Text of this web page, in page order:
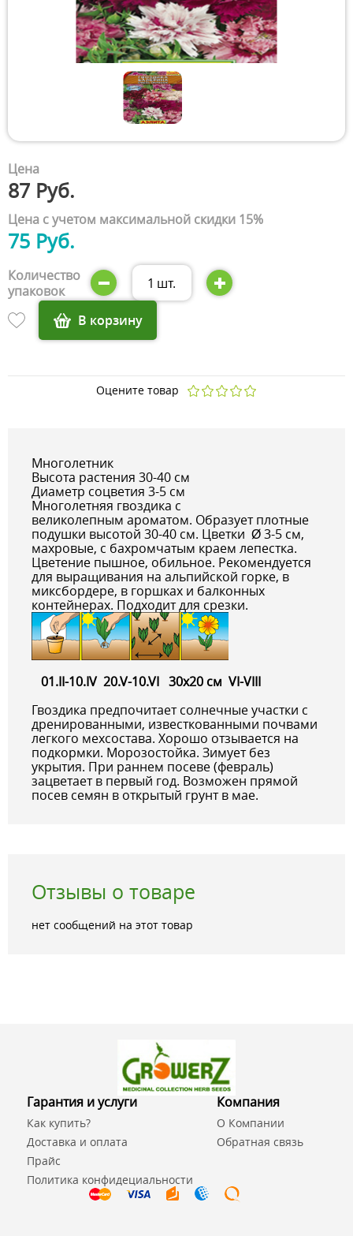
Цена
87 Руб.
Цена с учетом максимальной скидки 15%
75 Руб.
Количество
упаковок
1 шт.
В корзину
Оцените товар
Многолетник
Высота растения 30-40 см
Диаметр соцветия 3-5 см
Многолетняя гвоздика с
великолепным ароматом. Образует плотные
подушки высотой 30-40 см. Цветки Ø 3-5 см,
махровые, с бахромчатым краем лепестка.
Цветение пышное, обильное. Рекомендуется
для выращивания на альпийской горке, в
миксбордере, в горшках и балконных
контейнерах. Подходит для срезки.
01.II-10.IV 20.V-10.VI 30x20 см VI-VIII
Гвоздика предпочитает солнечные участки с
дренированными, известкованными почвами
легкого мехсостава. Хорошо отзывается на
подкормки. Морозостойка. Зимует без
укрытия. При раннем посеве (февраль)
зацветает в первый год. Возможен прямой
посев семян в открытый грунт в мае.
Отзывы о товаре
нет сообщений на этот товар
Гарантия и услуги
Как купить?
Доставка и оплата
Прайс
Политика конфидециальности
Компания
О Компании
Обратная связь